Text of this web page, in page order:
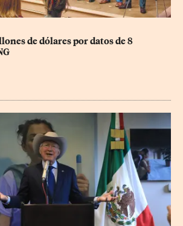
de dólares por datos de 8